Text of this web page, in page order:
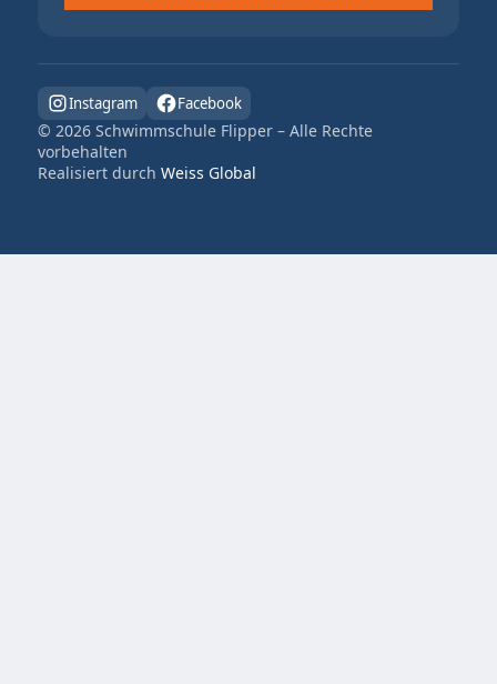
© 2026Schwimmschule Flipper – Alle Rechte
vorbehalten
Realisiert durch Weiss Global
Instagram Facebook